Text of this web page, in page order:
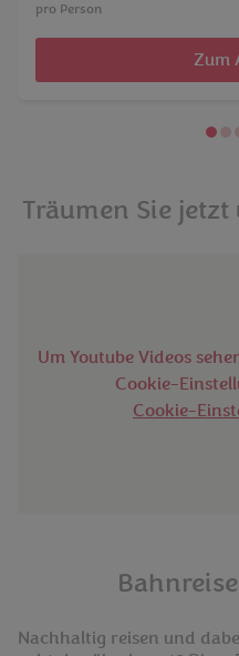
pro Person
Zum
Träumen Sie
Um Youtube Videos
Cookie-
Cookie-
Nachhaltig reisen und